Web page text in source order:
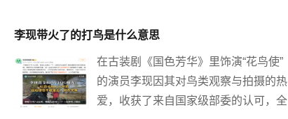
李现带火了的打鸟是什么意思
在古装剧《国色芳华》里饰演“花鸟使”
的演员李现因其对鸟类观察与拍摄的热
爱，收获了来自国家级部委的认可，全